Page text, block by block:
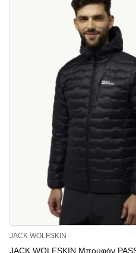
JACK WOLFSKIN
JACK WOLFSKIN Μπουφάν